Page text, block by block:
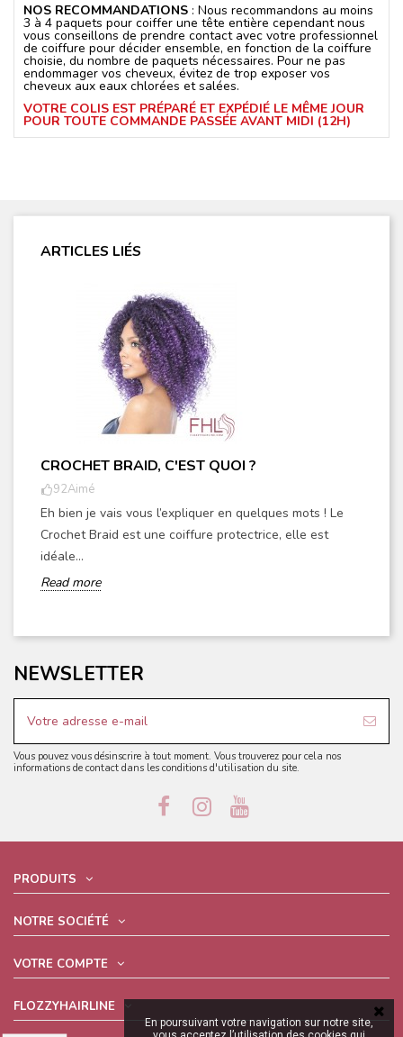
NOS RECOMMANDATIONS : Nous recommandons au moins
3 à 4 paquets pour coiffer une tête entière cependant nous
vous conseillons de prendre contact avec votre professionnel
de coiffure pour décider ensemble, en fonction de la coiffure
choisie, du nombre de paquets nécessaires. Pour ne pas
endommager vos cheveux, évitez de trop exposer vos
cheveux aux eaux chlorées et salées.
VOTRE COLIS EST PRÉPARÉ ET EXPÉDIÉ LE MÊME JOUR
POUR TOUTE COMMANDE PASSÉE AVANT MIDI (12H)
ARTICLES LIÉS
CROCHET BRAID, C'EST QUOI ?
92Aimé
Eh bien je vais vous l’expliquer en quelques mots ! Le
Crochet Braid est une coiffure protectrice, elle est
idéale...
Read more
NEWSLETTER
Vous pouvez vous désinscrire à tout moment. Vous trouverez pour cela nos
informations de contact dans les conditions d'utilisation du site.
PRODUITS
NOTRE SOCIÉTÉ
VOTRE COMPTE
FLOZZYHAIRLINE
En poursuivant votre navigation sur notre site,